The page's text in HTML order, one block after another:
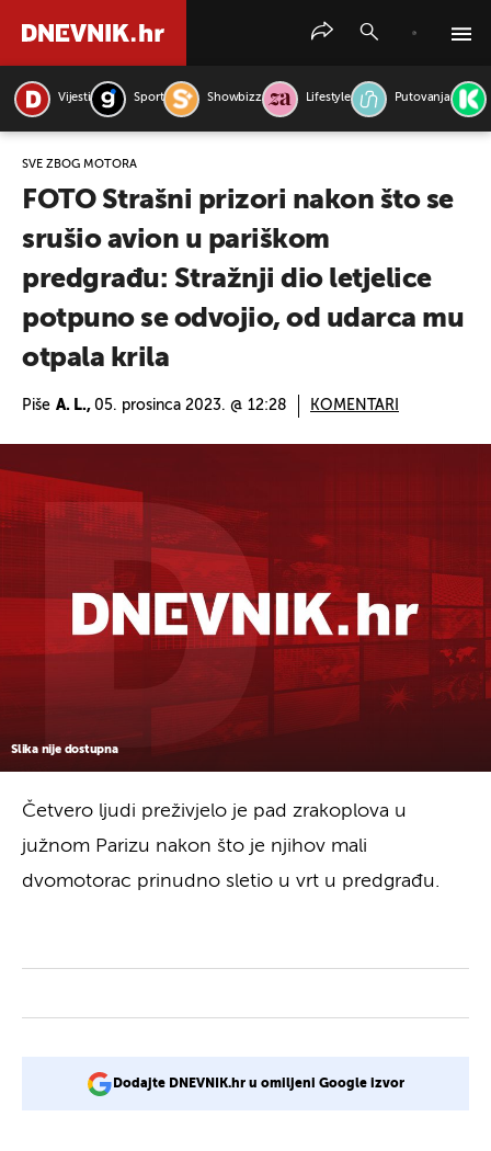
Vijesti Sport Showbizz Lifestyle Putovanja
SVE ZBOG MOTORA
FOTO Strašni prizori nakon što se
srušio avion u pariškom
predgrađu: Stražnji dio letjelice
potpuno se odvojio, od udarca mu
otpala krila
Piše A. L., 05. prosinca 2023. @ 12:28 KOMENTARI
Slika nije dostupna
Četvero ljudi preživjelo je pad zrakoplova u
južnom Parizu nakon što je njihov mali
dvomotorac prinudno sletio u vrt u predgrađu.
Dodajte DNEVNIK.hr u omiljeni Google izvor
PRETRAŽITE VIJESTI